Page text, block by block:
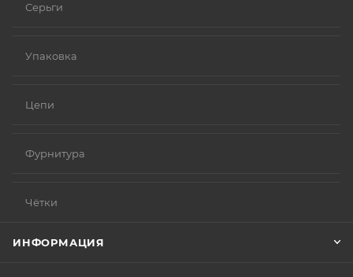
Серьги
Упаковка
Цепи
Фурнитура
Чётки
ИНФОРМАЦИЯ